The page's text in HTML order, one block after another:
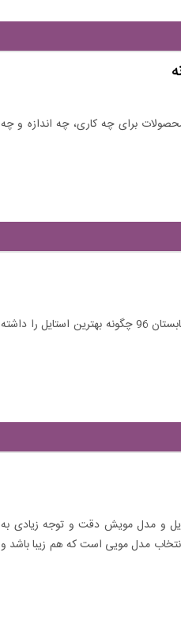
برای چه کاری، چه اندازه و چه
جدیدترین مدل مو پسرانه برای آقایان کوچک و نوجوان‌تان کدام است؟ در تابستان 96 چگونه بهترین استایل را داشته
و مدل مویش دقت و توجه زیادی به
مدل مویی است که هم زیبا باشد و